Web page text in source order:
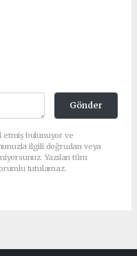
Gönder
etmiş bulunuyor ve
ilgili doğrudan veya
Yazılan tüm
tutulamaz.